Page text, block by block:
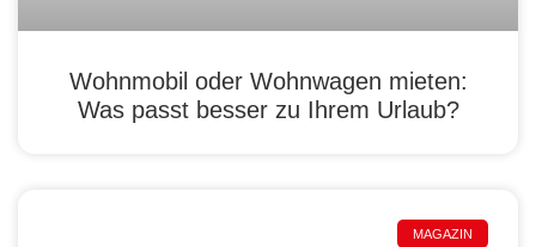
Wohnmobil oder Wohnwagen mieten:
Was passt besser zu Ihrem Urlaub?
MAGAZIN